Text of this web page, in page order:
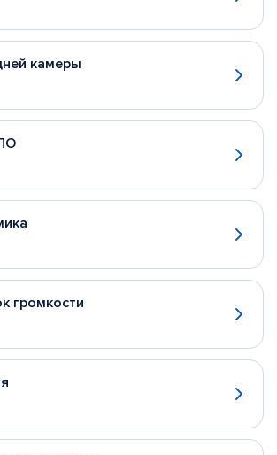
камеры
громкости